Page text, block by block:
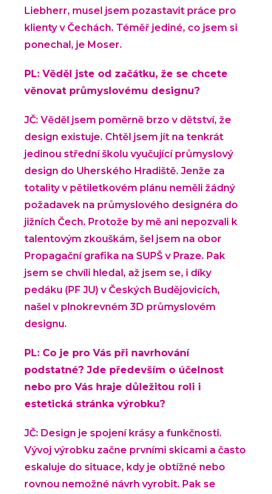
Liebherr, musel jsem pozastavit práce pro
klienty v Čechách. Téměř jediné, co jsem si
ponechal, je Moser.
PL: Věděl jste od začátku, že se chcete
věnovat průmyslovému designu?
JČ: Věděl jsem poměrně brzo v dětství, že
design existuje. Chtěl jsem jít na tenkrát
jedinou střední školu vyučující průmyslový
design do Uherského Hradiště. Jenže za
totality v pětiletkovém plánu neměli žádný
požadavek na průmyslového designéra do
jižních Čech. Protože by mě ani nepozvali k
talentovým zkouškám, šel jsem na obor
Propagační grafika na SUPŠ v Praze. Pak
jsem se chvíli hledal, až jsem se, i díky
pedáku (PF JU) v Českých Budějovicích,
našel v plnokrevném 3D průmyslovém
designu.
PL: Co je pro Vás při navrhování
podstatné? Jde především o účelnost
nebo pro Vás hraje důležitou roli i
estetická stránka výrobku?
JČ: Design je spojení krásy a funkčnosti.
Vývoj výrobku začne prvními skicami a často
eskaluje do situace, kdy je obtížné nebo
rovnou nemožné návrh vyrobit. Pak se